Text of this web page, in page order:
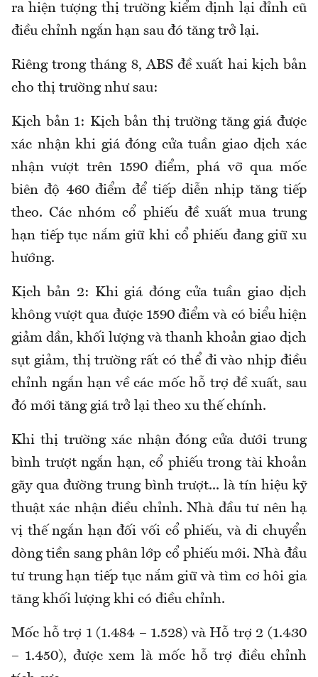
ra hiện tượng thị trường kiểm định lại đỉnh cũ
điều chỉnh ngắn hạn sau đó tăng trở lại.
Riêng trong tháng 8, ABS đề xuất hai kịch bản
cho thị trường như sau:
Kịch bản 1: Kịch bản thị trường tăng giá được
xác nhận khi giá đóng cửa tuần giao dịch xác
nhận vượt trên 1590 điểm, phá vỡ qua mốc
biên độ 460 điểm để tiếp diễn nhịp tăng tiếp
theo. Các nhóm cổ phiếu đề xuất mua trung
hạn tiếp tục nắm giữ khi cổ phiếu đang giữ xu
hướng.
Kịch bản 2: Khi giá đóng cửa tuần giao dịch
không vượt qua được 1590 điểm và có biểu hiện
giảm dần, khối lượng và thanh khoản giao dịch
sụt giảm, thị trường rất có thể đi vào nhịp điều
chỉnh ngắn hạn về các mốc hỗ trợ đề xuất, sau
đó mới tăng giá trở lại theo xu thế chính.
Khi thị trường xác nhận đóng cửa dưới trung
bình trượt ngắn hạn, cổ phiếu trong tài khoản
gãy qua đường trung bình trượt... là tín hiệu kỹ
thuật xác nhận điều chỉnh. Nhà đầu tư nên hạ
vị thế ngắn hạn đối vối cổ phiếu, và di chuyển
dòng tiền sang phân lớp cổ phiếu mới. Nhà đầu
tư trung hạn tiếp tục nắm giữ và tìm cơ hôi gia
tăng khối lượng khi có điều chỉnh.
Mốc hỗ trợ 1 (1.484 – 1.528) và Hỗ trợ 2 (1.430
– 1.450), được xem là mốc hỗ trợ điều chỉnh